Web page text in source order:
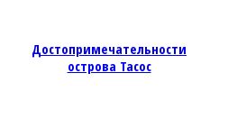
Достопримечательности
острова Тасос